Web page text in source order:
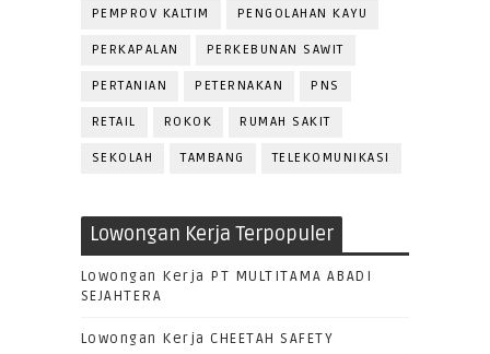
PEMPROV KALTIM PENGOLAHAN KAYU
PERKAPALAN PERKEBUNAN SAWIT
PERTANIAN PETERNAKAN PNS
RETAIL ROKOK RUMAH SAKIT
SEKOLAH TAMBANG TELEKOMUNIKASI
Lowongan Kerja Terpopuler
Lowongan Kerja PT MULTITAMA ABADI
SEJAHTERA
Lowongan Kerja CHEETAH SAFETY